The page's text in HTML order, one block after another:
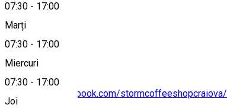
07:30 - 17:00
Marți
07:30 - 17:00
Miercuri
07:30 - 17:00
Joi
Hartă
https://www.facebook.com/stormcoffeeshopcraiova/